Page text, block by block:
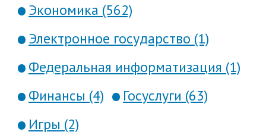
Экономика (562)
Электронное государство (1)
Федеральная информатизация (1)
Финансы (4)
Госуслуги (63)
Игры (2)